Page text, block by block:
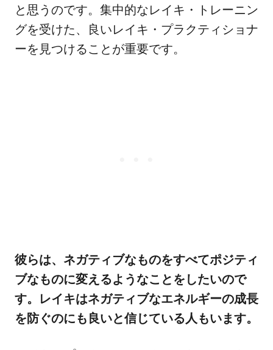
と思うのです。集中的なレイキ・トレーニン
グを受けた、良いレイキ・プラクティショナ
ーを見つけることが重要です。
彼らは、ネガティブなものをすべてポジティ
ブなものに変えるようなことをしたいので
す。レイキはネガティブなエネルギーの成長
を防ぐのにも良いと信じている人もいます。